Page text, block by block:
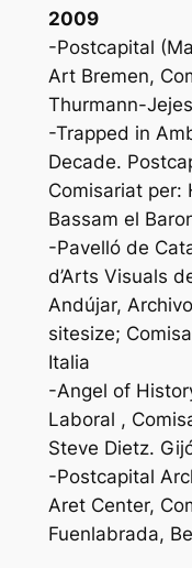
2009
-Postcapital
Art Bremen,
Thurmann-
-Trapped in
Decade.
Comisariat per:
Bassam el
-Pavelló de
d’Arts Visuals
Andújar,
sitesize;
Italia
-Angel of
Laboral ,
Steve Dietz.
-Postcapital
Aret Center,
Fuenlabrada,